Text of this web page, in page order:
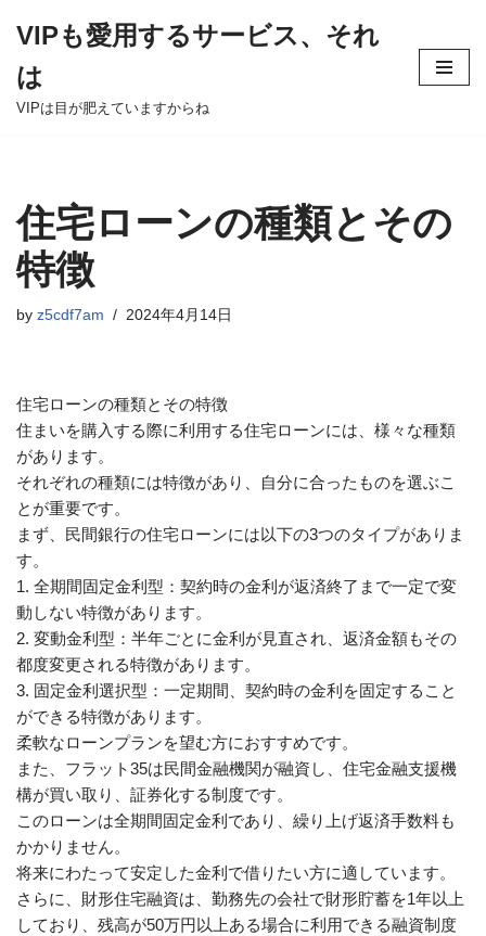
to
content
VIPも愛用するサービス、それ
は
VIPは目が肥えていますからね
住宅ローンの種類とその
特徴
by z5cdf7am 2024年4月14日
住宅ローンの種類とその特徴
住まいを購入する際に利用する住宅ローンには、様々な種類
があります。
それぞれの種類には特徴があり、自分に合ったものを選ぶこ
とが重要です。
まず、民間銀行の住宅ローンには以下の3つのタイプがありま
す。
1. 全期間固定金利型：契約時の金利が返済終了まで一定で変
動しない特徴があります。
2. 変動金利型：半年ごとに金利が見直され、返済金額もその
都度変更される特徴があります。
3. 固定金利選択型：一定期間、契約時の金利を固定すること
ができる特徴があります。
柔軟なローンプランを望む方におすすめです。
また、フラット35は民間金融機関が融資し、住宅金融支援機
構が買い取り、証券化する制度です。
このローンは全期間固定金利であり、繰り上げ返済手数料も
かかりません。
将来にわたって安定した金利で借りたい方に適しています。
さらに、財形住宅融資は、勤務先の会社で財形貯蓄を1年以上
しており、残高が50万円以上ある場合に利用できる融資制度